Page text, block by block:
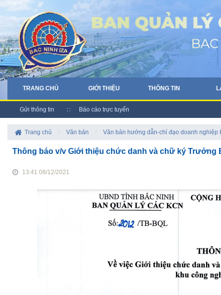
TRANG CHỦ GIỚI THIỆU THÔNG TIN
Gửi thông tin Báo cáo trực tuyến
Trang chủ Văn bản Văn bản hướng dẫn-chỉ đạo doanh nghiệp
Thông báo v/v Giới thiệu chức danh và chữ ký Trưởng
13:41 08/12/2021